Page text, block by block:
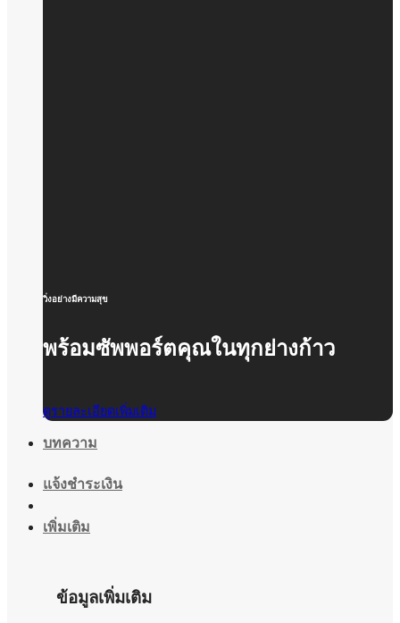
วิ่งอย่างมีความสุข
พร้อมซัพพอร์ตคุณในทุกย่างก้าว
ดูรายละเอียดเพิ่มเติม
บทความ
แจ้งชำระเงิน
เพิ่มเติม
ข้อมูลเพิ่มเติม